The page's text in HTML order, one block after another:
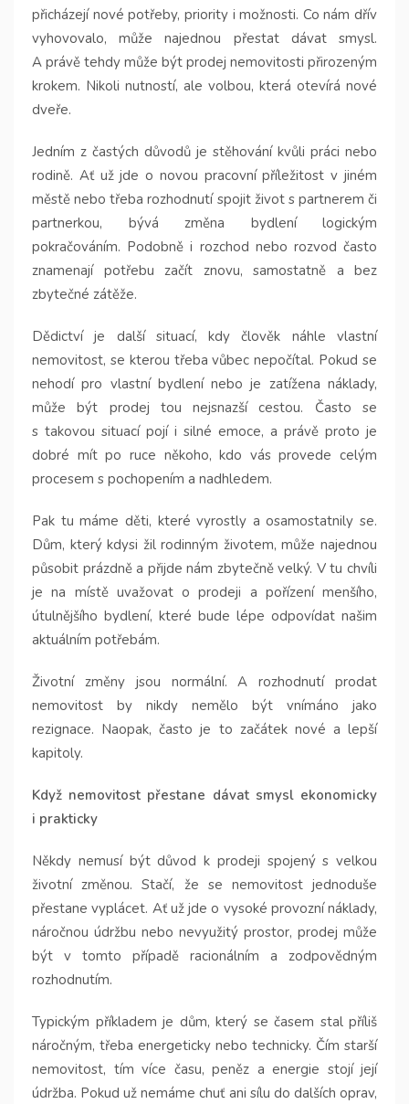
přicházejí nové potřeby, priority i možnosti. Co nám dřív
vyhovovalo, může najednou přestat dávat smysl.
A právě tehdy může být prodej nemovitosti přirozeným
krokem. Nikoli nutností, ale volbou, která otevírá nové
dveře.
Jedním z častých důvodů je stěhování kvůli práci nebo
rodině. Ať už jde o novou pracovní příležitost v jiném
městě nebo třeba rozhodnutí spojit život s partnerem či
partnerkou, bývá změna bydlení logickým
pokračováním. Podobně i rozchod nebo rozvod často
znamenají potřebu začít znovu, samostatně a bez
zbytečné zátěže.
Dědictví je další situací, kdy člověk náhle vlastní
nemovitost, se kterou třeba vůbec nepočítal. Pokud se
nehodí pro vlastní bydlení nebo je zatížena náklady,
může být prodej tou nejsnazší cestou. Často se
s takovou situací pojí i silné emoce, a právě proto je
dobré mít po ruce někoho, kdo vás provede celým
procesem s pochopením a nadhledem.
Pak tu máme děti, které vyrostly a osamostatnily se.
Dům, který kdysi žil rodinným životem, může najednou
působit prázdně a přijde nám zbytečně velký. V tu chvíli
je na místě uvažovat o prodeji a pořízení menšího,
útulnějšího bydlení, které bude lépe odpovídat našim
aktuálním potřebám.
Životní změny jsou normální. A rozhodnutí prodat
nemovitost by nikdy nemělo být vnímáno jako
rezignace. Naopak, často je to začátek nové a lepší
kapitoly.
Když nemovitost přestane dávat smysl ekonomicky
i prakticky
Někdy nemusí být důvod k prodeji spojený s velkou
životní změnou. Stačí, že se nemovitost jednoduše
přestane vyplácet. Ať už jde o vysoké provozní náklady,
náročnou údržbu nebo nevyužitý prostor, prodej může
být v tomto případě racionálním a zodpovědným
rozhodnutím.
Typickým příkladem je dům, který se časem stal příliš
náročným, třeba energeticky nebo technicky. Čím starší
nemovitost, tím více času, peněz a energie stojí její
údržba. Pokud už nemáme chuť ani sílu do dalších oprav,